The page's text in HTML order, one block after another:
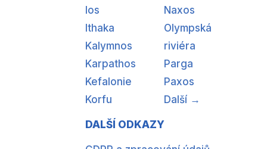
Ios
Ithaka
Kalymnos
Karpathos
Kefalonie
Korfu
Naxos
Olympská
riviéra
Parga
Paxos
Další →
DALŠÍ ODKAZY